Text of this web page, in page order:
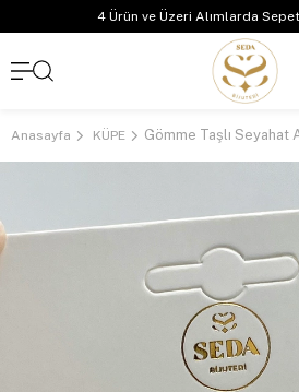
4 Ürün ve Üzeri Alımlarda
Anasayfa KÜPE Gömme Taşlı Seyahat